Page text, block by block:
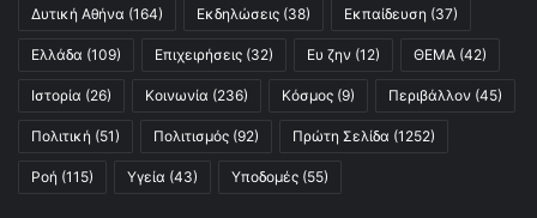
Δυτική Αθήνα (164) Εκδηλώσεις (38) Εκπαίδευση (37)
Ελλάδα (109) Επιχειρήσεις (32) Ευ ζην (12) ΘΕΜΑ (42)
Ιστορία (26) Κοινωνία (236) Κόσμος (9) Περιβάλλον (45)
Πολιτική (51) Πολιτισμός (92) Πρώτη Σελίδα (1252)
Ροή (115) Υγεία (43) Υποδομές (55)